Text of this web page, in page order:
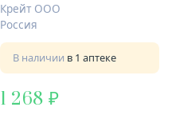
Крейт ООО
Россия
В наличии в 1 аптеке
1 268